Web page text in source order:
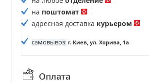
на поштомат
адресная доставка курьером
самовывоз: г. Киев, ул. Хорива, 1а
Оплата